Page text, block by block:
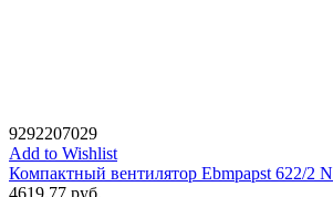
9292207029
Add to Wishlist
Компактный вентилятор Ebmpapst 622/2 N